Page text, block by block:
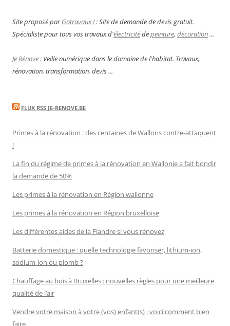
Site proposé parGotravaux !: Site de demande de devis gratuit.
Spécialiste pour tous vos travaux d'électricitédepeinture, décoration...
Je Rénove: Veille numérique dans le domaine de l'habitat. Travaux,
rénovation, transformation, devis ...
FLUX RSS JE-RENOVE.BE
Primes à la rénovation : des centaines de Wallons contre-attaquent
!
La fin du régime de primes à la rénovation en Wallonie a fait bondir
la demande de 50%
Les primes à la rénovation en Région wallonne
Les primes à la rénovation en Région bruxelloise
Les différentes aides de la Flandre si vous rénovez
Batterie domestique : quelle technologie favoriser, lithium-ion,
sodium-ion ou plomb ?
Chauffage au bois à Bruxelles : nouvelles règles pour une meilleure
qualité de l’air
Vendre votre maison à votre (vos) enfant(s) : voici comment bien
faire